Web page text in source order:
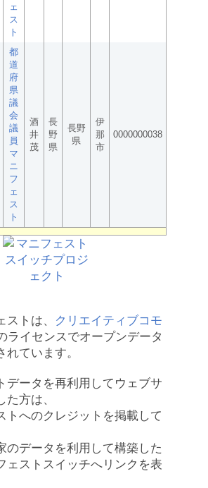
ェ
ス
ト
都
道
府
県
議
会
議
員
マ
ニ
フ
ェ
ス
ト
酒
井
茂
長
野
県
長野
県
伊
那
市
0000000038
ストは、
クリエイティブコモ
ライセンスでオープンデータ
れています。
データを再利用してウェブサ
た方は、
トへのクレジットを掲載して
のデータを利用して構築した
ェストスイッチへリンクを表